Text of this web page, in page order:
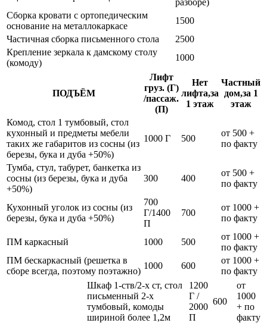
Сборка кровати с ортопедическим
основание на металлокаркасе
1500
Частичная сборка письменного стола
2500
Крепление зеркала к дамскому столу
(комоду)
1000
ПОДЪЁМ
Лифт
груз. (Г)
/пассаж.
(П)
Нет
лифта,за
1 этаж
Частный
дом,за 1
этаж
Комод, стол 1 тумбовый, стол
кухонный и предметы мебели
таких же габаритов из сосны (из
березы, бука и дуба +50%)
1000 Г 500
от 500 +
по факту
Тумба, стул, табурет, банкетка из
сосны (из березы, бука и дуба
+50%)
300 400
от 500 +
по факту
Кухонный уголок из сосны (из
березы, бука и дуба +50%)
700
Г/1400
П
700
от 1000 +
по факту
ПМ каркасный 1000 500
от 1000 +
по факту
ПМ бескаркасный (решетка в
сборе всегда, поэтому поэтажно)
1000 600
от 1000 +
по факту
Шкаф 1-ств/2-х ст, стол
письменный 2-х
тумбовый, комоды
шириной более 1,2м
1200
Г /
2000
П
600
от
1000
+ по
факту